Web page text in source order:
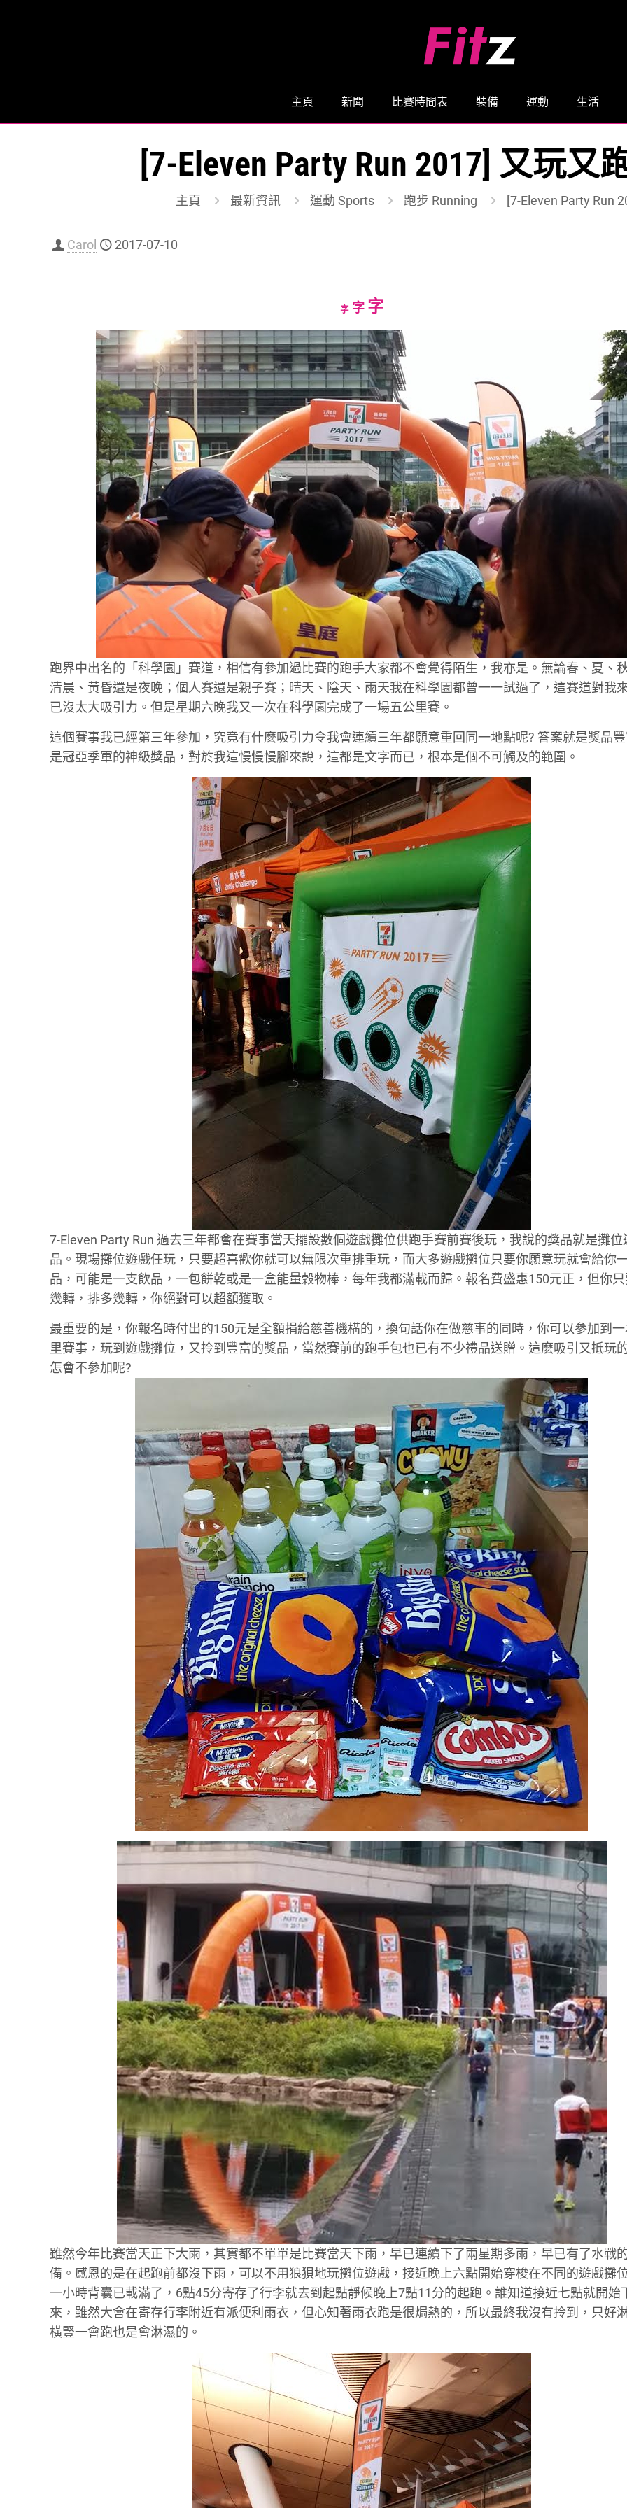
主頁 新聞 比賽時間表 裝備 運動 生活
[7-Eleven Party Run 2017] 又玩又
主頁 最新資訊 運動 Sports 跑步 Running [7-Eleven Party Run
Carol 2017-07-10
字Decrease
size.
字Reset
size.
字Increase
font
size.
跑界中出名的「科學園」賽道，相信有參加過比賽的跑手大家都不會覺得陌生，我亦是。無論春、夏、
清晨、黃昏還是夜晚；個人賽還是親子賽；晴天、陰天、雨天我在科學園都曾一一試過了，這賽道對我
已沒太大吸引力。但是星期六晚我又一次在科學園完成了一場五公里賽。
這個賽事我已經第三年參加，究竟有什麼吸引力令我會連續三年都願意重回同一地點呢? 答案就是獎品
是冠亞季軍的神級獎品，對於我這慢慢慢腳來說，這都是文字而已，根本是個不可觸及的範圍。
7-Eleven Party Run 過去三年都會在賽事當天擺設數個遊戲攤位供跑手賽前賽後玩，我說的獎品就是攤位
品。現場攤位遊戲任玩，只要超喜歡你就可以無限次重排重玩，而大多遊戲攤位只要你願意玩就會給你
品，可能是一支飲品，一包餅乾或是一盒能量穀物棒，每年我都滿載而歸。報名費盛惠150元正，但你
幾轉，排多幾轉，你絕對可以超額獲取。
最重要的是，你報名時付出的150元是全額捐給慈善機構的，換句話你在做慈事的同時，你可以參加到
里賽事，玩到遊戲攤位，又拎到豐富的獎品，當然賽前的跑手包也已有不少禮品送贈。這麽吸引又抵玩
怎會不參加呢?
雖然今年比賽當天正下大雨，其實都不單單是比賽當天下雨，早已連續下了兩星期多雨，早已有了水戰
備。感恩的是在起跑前都沒下雨，可以不用狼狽地玩攤位遊戲，接近晚上六點開始穿梭在不同的遊戲攤
一小時背囊已載滿了，6點45分寄存了行李就去到起點靜候晚上7點11分的起跑。誰知道接近七點就開始
來，雖然大會在寄存行李附近有派便利雨衣，但心知著雨衣跑是很焗熱的，所以最終我沒有拎到，只好
橫豎一會跑也是會淋濕的。